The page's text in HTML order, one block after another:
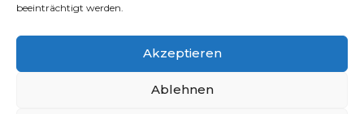
beeinträchtigt werden.
Akzeptieren
Ablehnen
Startseite
Referenzen